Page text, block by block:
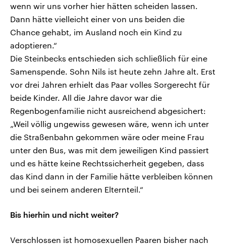
wenn wir uns vorher hier hätten scheiden lassen.
Dann hätte vielleicht einer von uns beiden die
Chance gehabt, im Ausland noch ein Kind zu
adoptieren.“
Die Steinbecks entschieden sich schließlich für eine
Samenspende. Sohn Nils ist heute zehn Jahre alt. Erst
vor drei Jahren erhielt das Paar volles Sorgerecht für
beide Kinder. All die Jahre davor war die
Regenbogenfamilie nicht ausreichend abgesichert:
„Weil völlig ungewiss gewesen wäre, wenn ich unter
die Straßenbahn gekommen wäre oder meine Frau
unter den Bus, was mit dem jeweiligen Kind passiert
und es hätte keine Rechtssicherheit gegeben, dass
das Kind dann in der Familie hätte verbleiben können
und bei seinem anderen Elternteil.“
Bis hierhin und nicht weiter?
Verschlossen ist homosexuellen Paaren bisher nach